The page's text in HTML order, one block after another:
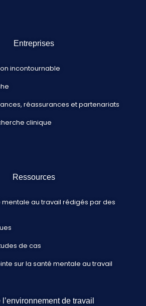
Entreprises
incontournable
réassurances et partenariats
clinique
Ressources
mentale au travail rédigés par des
de cas
sur la santé mentale au travail
de travail